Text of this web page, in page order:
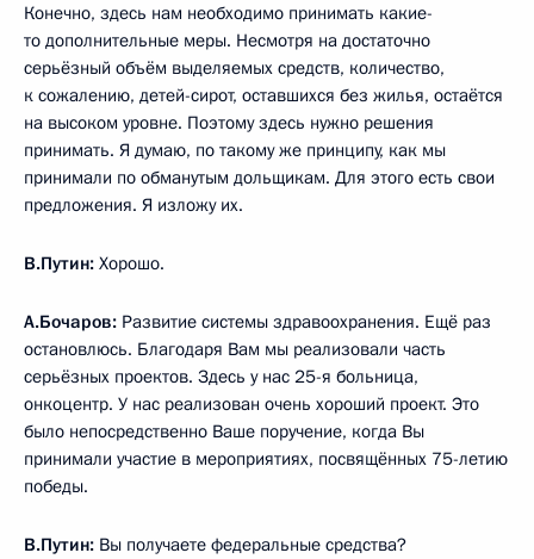
Конечно, здесь нам необходимо принимать какие-
то дополнительные меры. Несмотря на достаточно
серьёзный объём выделяемых средств, количество,
к сожалению, детей-сирот, оставшихся без жилья, остаётся
на высоком уровне. Поэтому здесь нужно решения
принимать. Я думаю, по такому же принципу, как мы
принимали по обманутым дольщикам. Для этого есть свои
предложения. Я изложу их.
В.Путин: Хорошо.
А.Бочаров: Развитие системы здравоохранения. Ещё раз
остановлюсь. Благодаря Вам мы реализовали часть
серьёзных проектов. Здесь у нас 25-я больница,
онкоцентр. У нас реализован очень хороший проект. Это
было непосредственно Ваше поручение, когда Вы
принимали участие в мероприятиях, посвящённых 75-летию
победы.
В.Путин: Вы получаете федеральные средства?